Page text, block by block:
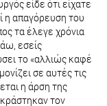
είδε ότι είχατε
η απαγόρευση του
τα έλεγε χρόνια
εσείς
το «αλλιώς καφέ
σε αυτές τις
η άρση της
τον